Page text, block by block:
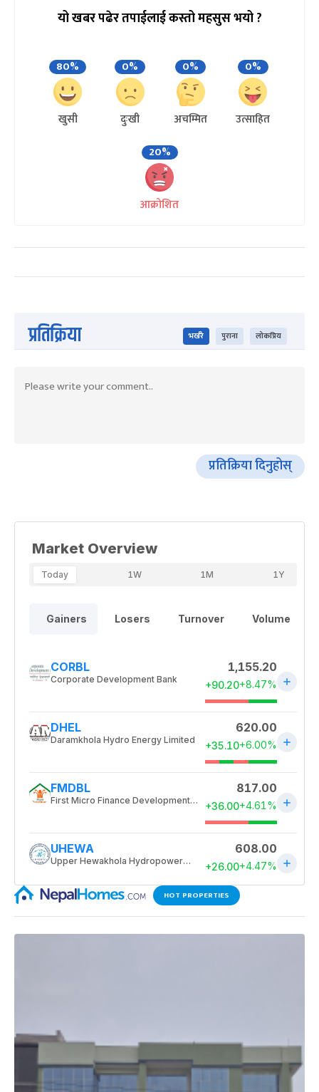
यो खबर पढेर तपाईलाई कस्तो महसुस भयो ?
80%
खुसी
0%
दुःखी
0%
अचम्मित
0%
उत्साहित
20%
आक्रोशित
प्रतिक्रिया भर्खरै पुराना लोकप्रिय
प्रतिक्रिया दिनुहोस्
HOT PROPERTIES